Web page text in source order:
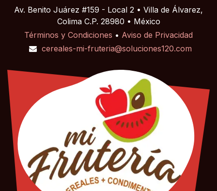
Av. Benito Juárez #159 - Local 2 • Villa de Álvarez,
Colima C.P. 28980 • México
Términos y Condiciones • Aviso de Privacidad
cereales-mi-fruteria@soluciones120.com